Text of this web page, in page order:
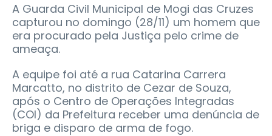
A Guarda Civil Municipal de Mogi das Cruzes
capturou no domingo (28/11) um homem que
era procurado pela Justiça pelo crime de
ameaça.
A equipe foi até a rua Catarina Carrera
Marcatto, no distrito de Cezar de Souza,
após o Centro de Operações Integradas
(COI) da Prefeitura receber uma denúncia de
briga e disparo de arma de fogo.